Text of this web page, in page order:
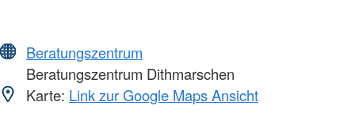
Beratungszentrum
Beratungszentrum Dithmarschen
Karte: Link zur Google Maps Ansicht